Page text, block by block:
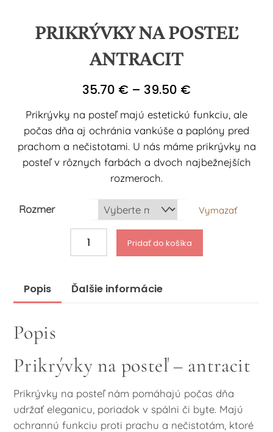
PRIKRÝVKY NA POSTEĽ
ANTRACIT
35.70 € – 39.50 €Price
35.70 €
through
39.50 €
Prikrývky na posteľ majú estetickú funkciu, ale
počas dňa aj ochránia vankúše a paplóny pred
prachom a nečistotami. U nás máme prikrývky na
posteľ v rôznych farbách a dvoch najbežnejších
rozmeroch.
Rozmer Vymazať
posteľ
Pridať do košíka
Popis Ďalšie informácie
Popis
Prikrývky na posteľ – antracit
Prikrývky na posteľ nám pomáhajú počas dňa
udržať eleganicu, poriadok v spálni či byte. Majú
ochrannú funkciu proti prachu a nečistotám, ktoré